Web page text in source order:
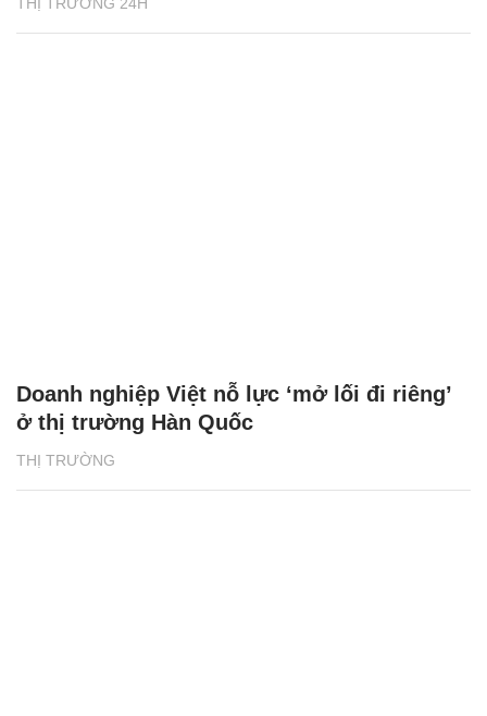
THỊ TRƯỜNG
Doanh nghiệp Việt nỗ lực ‘mở lối đi riêng’
ở thị trường Hàn Quốc